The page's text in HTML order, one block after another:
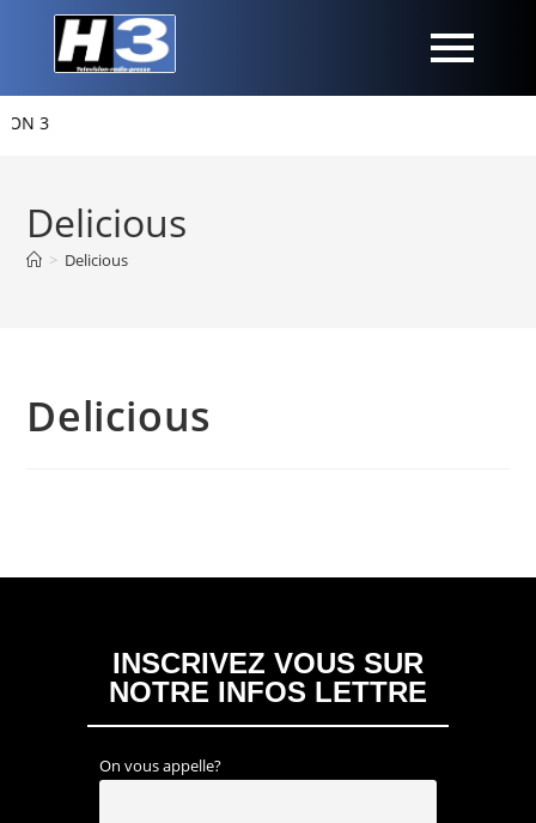
3
Delicious
> Delicious
Delicious
INSCRIVEZ VOUS SUR
NOTRE INFOS LETTRE
On vous appelle?